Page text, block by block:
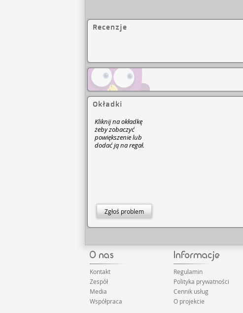
Recenzje
Okładki
Kliknij na okładkę
żeby zobaczyć
powiększenie lub
dodać ją na regał.
Zgłoś problem
Kontakt
Zespół
Media
Współpraca
Regulamin
Polityka prywatności
Cennik usług
O projekcie